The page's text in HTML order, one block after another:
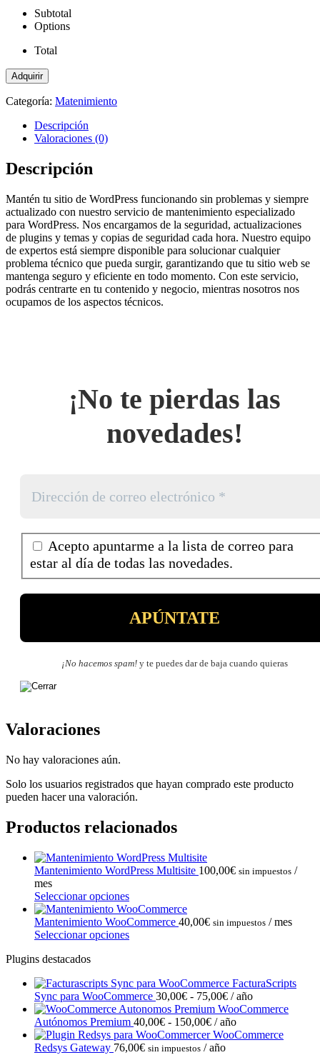
Subtotal
Options
Total
Mantenimiento
WordPress
Simple
Adquirir
Categoría: Matenimiento
Descripción
Valoraciones (0)
Descripción
Mantén tu sitio de WordPress funcionando sin problemas y siempre
actualizado con nuestro servicio de mantenimiento especializado
para WordPress. Nos encargamos de la seguridad, actualizaciones
de plugins y temas y copias de seguridad cada hora. Nuestro equipo
de expertos está siempre disponible para solucionar cualquier
problema técnico que pueda surgir, garantizando que tu sitio web se
mantenga seguro y eficiente en todo momento. Con este servicio,
podrás centrarte en tu contenido y negocio, mientras nosotros nos
ocupamos de los aspectos técnicos.
¡No te pierdas las
novedades!
Acepto apuntarme a la lista de correo para
estar al día de todas las novedades.
¡No hacemos spam!y te puedes dar de baja cuando quieras
Valoraciones
No hay valoraciones aún.
Solo los usuarios registrados que hayan comprado este producto
pueden hacer una valoración.
Productos relacionados
Mantenimiento WordPress Multisite 100,00€ sin impuestos /
mes
Seleccionar opciones
Mantenimiento WooCommerce 40,00€ sin impuestos / mes
Seleccionar opciones
Plugins destacados
FacturaScripts
Sync para WooCommerce 30,00€ - 75,00€Rango
de
precios:
desde
/ año
WooCommerce
Autónomos Premium 40,00€ - 150,00€Rango
de
precios:
/ año
WooCommerce
Redsys Gateway 76,00€ sin impuestos / año